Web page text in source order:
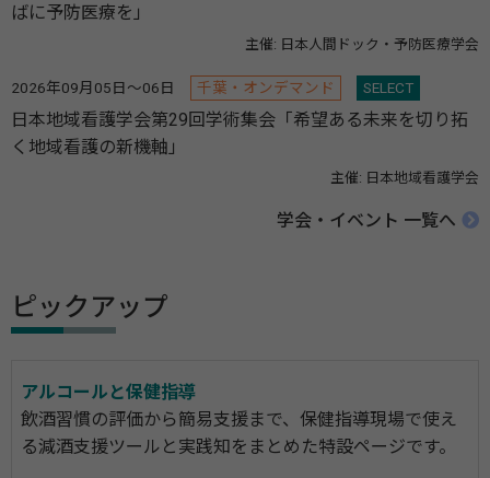
ばに予防医療を」
主催: 日本人間ドック・予防医療学会
2026年09月05日～06日 千葉・オンデマンド SELECT
日本地域看護学会第29回学術集会「希望ある未来を切り拓
く地域看護の新機軸」
主催: 日本地域看護学会
学会・イベント 一覧へ
ピックアップ
アルコールと保健指導
飲酒習慣の評価から簡易支援まで、保健指導現場で使え
る減酒支援ツールと実践知をまとめた特設ページです。